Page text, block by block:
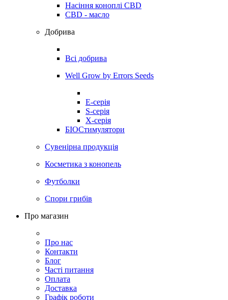
Насіння коноплі CBD
CBD - масло
Добрива
Всі добрива
Well Grow by Errors Seeds
E-серія
S-серія
X-серія
БІОСтимулятори
Сувенірна продукція
Косметика з конопель
Футболки
Спори грибів
Про магазин
Про нас
Контакти
Блог
Часті питання
Оплата
Доставка
Графік роботи